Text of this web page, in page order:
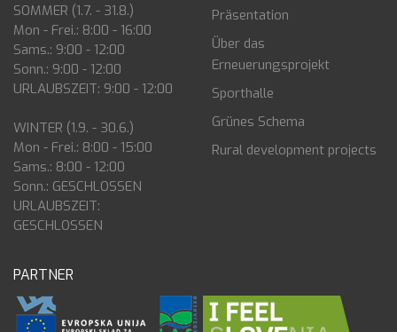
SOMMER (1.7. - 31.8.)
Mon - Frei.: 8:00 - 16:00
Sams.: 9:00 - 12:00
Sonn.: 9:00 - 12:00
URLAUBSZEIT: 9:00 - 12:00
WINTER (1.9. - 30.6.)
Mon - Frei.: 8:00 - 15:00
Sams.: 8:00 - 12:00
Sonn.: GESCHLOSSEN
URLAUBSZEIT:
GESCHLOSSEN
Präsentation
Über das
Erneuerungsprojekt
Sporthalle
Grünes Schema
Rural development projects
PARTNER